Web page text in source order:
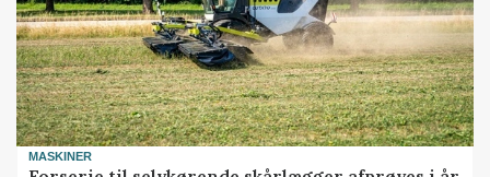
MASKINER